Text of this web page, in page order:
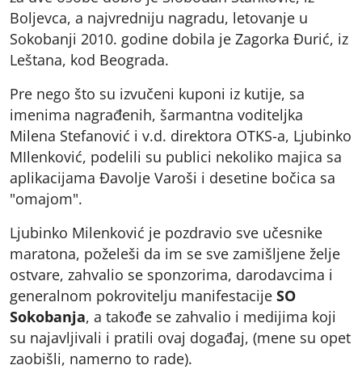
Boljevca, a najvredniju nagradu, letovanje u
Sokobanji 2010. godine dobila je Zagorka Đurić, iz
Leštana, kod Beograda.
Pre nego što su izvučeni kuponi iz kutije, sa
imenima nagrađenih, šarmantna voditeljka
Milena Stefanović i v.d. direktora OTKS-a, Ljubinko
MIlenković, podelili su publici nekoliko majica sa
aplikacijama Đavolje Varoši i desetine bočica sa
"omajom".
Ljubinko Milenković je pozdravio sve učesnike
maratona, poželeši da im se sve zamišljene želje
ostvare, zahvalio se sponzorima, darodavcima i
generalnom pokrovitelju manifestacije SO
Sokobanja, a takođe se zahvalio i medijima koji
su najavljivali i pratili ovaj događaj, (mene su opet
zaobišli, namerno to rade).